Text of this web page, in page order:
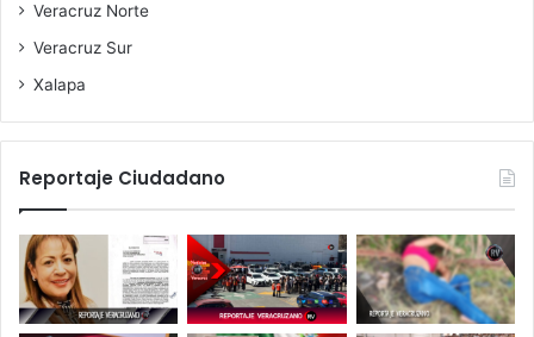
Veracruz Norte
Veracruz Sur
Xalapa
Reportaje Ciudadano